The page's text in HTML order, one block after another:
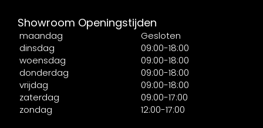
Showroom Openingstijden
maandag
Gesloten
dinsdag
09:00-18:00
woensdag
09:00-18:00
donderdag
09:00-18:00
vrijdag
09:00-18:00
zaterdag
09:00-17:00
zondag
12:00-17:00